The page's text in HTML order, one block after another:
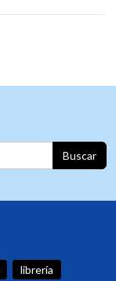
Buscar
librería